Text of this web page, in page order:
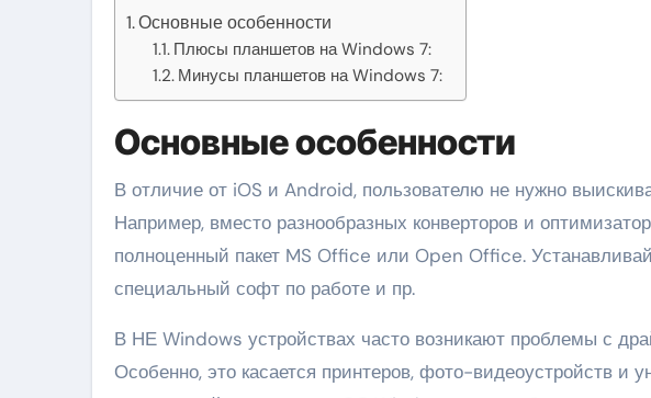
Основные особенности
Плюсы планшетов на Windows 7:
Минусы планшетов на Windows 7:
Основные особенности
В отличие от iOS и Android, пользователю не нужно
Например, вместо разнообразных конверторов и
полноценный пакет MS Office или Open Office.
специальный софт по работе и пр.
В НЕ Windows устройствах часто возникают проблемы с
Особенно, это касается принтеров, фото-видеоустройств и